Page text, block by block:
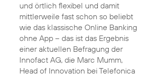
und örtlich flexibel und damit
mittlerweile fast schon so beliebt
wie das klassische Online Banking
ohne App – das ist das Ergebnis
einer aktuellen Befragung der
Innofact AG, die Marc Mumm,
Head of Innovation bei Telefonica